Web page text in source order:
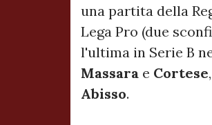
una partita della
Lega Pro (due
l'ultima in Serie B
Massara e Cortese
Abisso.